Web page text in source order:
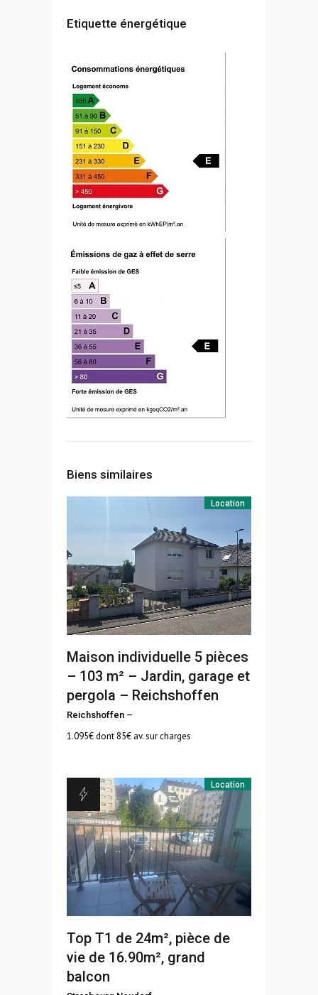
Etiquette énergétique
Biens similaires
Location
Maison individuelle 5 pièces
– 103 m² – Jardin, garage et
pergola – Reichshoffen
Reichshoffen –
1.095€ dont 85€ av. sur charges
Location
Top T1 de 24m², pièce de
vie de 16.90m², grand
balcon